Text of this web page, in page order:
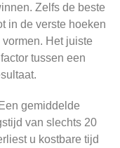
Zelfs de beste
in de verste hoeken
Het juiste
tussen een
gemiddelde
van slechts 20
u kostbare tijd